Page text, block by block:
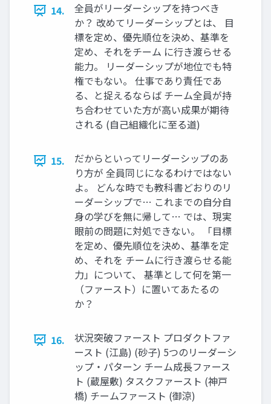
14.
全員がリーダーシップを持つべき
か？ 改めてリーダーシップとは、 ⽬
標を定め、優先順位を決め、基準を
定め、それをチーム に⾏き渡らせる
能⼒。 リーダーシップが地位でも特
権でもない。 仕事であり責任であ
る、と捉えるならば チーム全員が持
ち合わせていた⽅が⾼い成果が期待
される (⾃⼰組織化に⾄る道)
15.
だからといってリーダーシップのあ
り⽅が 全員同じになるわけではない
よ。 どんな時でも教科書どおりのリ
ーダーシップで… これまでの⾃分⾃
⾝の学びを無に帰して… では、現実
眼前の問題に対処できない。 「⽬標
を定め、優先順位を決め、基準を定
め、それを チームに⾏き渡らせる能
⼒」について、 基準として何を第⼀
（ファースト）に置いてあたるの
か？
16.
状況突破ファースト プロダクトファ
ースト (江島) (砂⼦) 5つのリーダーシ
ップ・パターン チーム成⻑ファース
ト (蔵屋敷) タスクファースト (神⼾
橋) チームファースト (御涼)